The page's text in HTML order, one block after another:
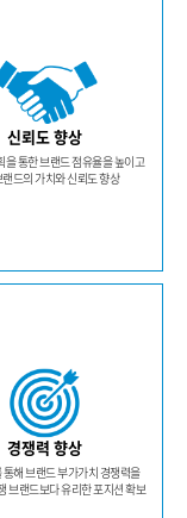
신뢰도 향상
을 통한 브랜드 점유율을 높이고
드의 가치와 신뢰도 향상
경쟁력 향상
통해 브랜드 부가가치 경쟁력을
브랜드보다 유리한 포지션 확보